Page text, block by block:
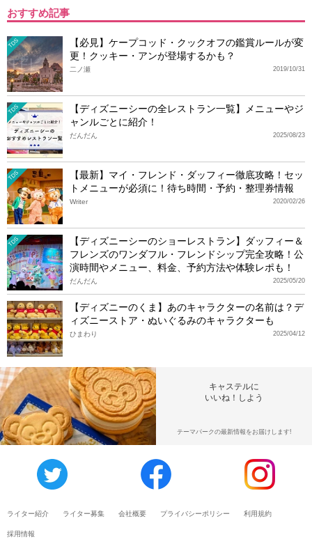
おすすめ記事
TDS
【必見】ケープコッド・クックオフの鑑賞ルールが変
更！クッキー・アンが登場するかも？
2019/10/31
二ノ瀬
TDS
【ディズニーシーの全レストラン一覧】メニューやジ
ャンルごとに紹介！
2025/08/23
だんだん
TDS
【最新】マイ・フレンド・ダッフィー徹底攻略！セッ
トメニューが必須に！待ち時間・予約・整理券情報
2020/02/26
Writer
TDS
【ディズニーシーのショーレストラン】ダッフィー＆
フレンズのワンダフル・フレンドシップ完全攻略！公
演時間やメニュー、料金、予約方法や体験レポも！
2025/05/20
だんだん
【ディズニーのくま】あのキャラクターの名前は？デ
ィズニーストア・ぬいぐるみのキャラクターも
2025/04/12
ひまわり
キャステルに
いいね！しよう
テーマパークの最新情報をお届けします!
ライター紹介 ライター募集 会社概要 プライバシーポリシー 利用規約
採用情報